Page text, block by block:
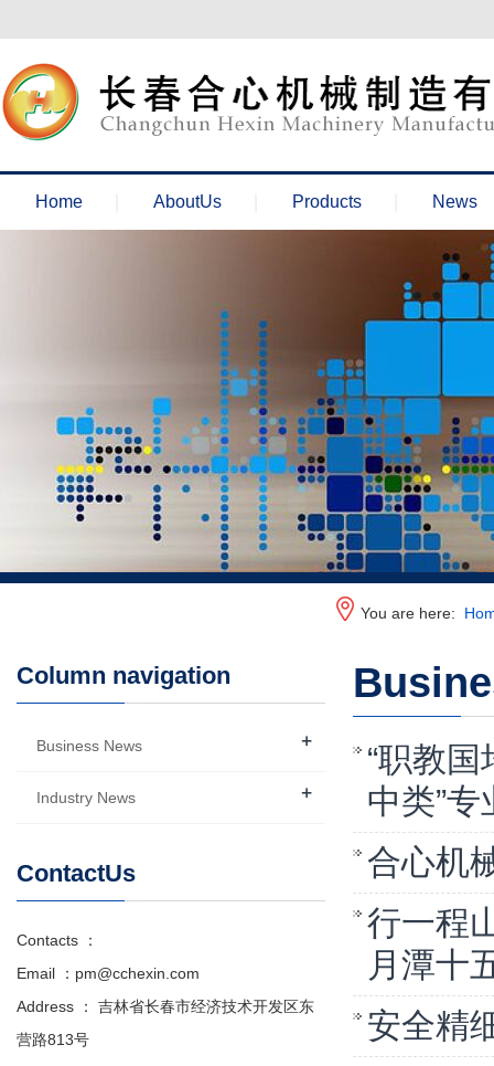
Home AboutUs Products News
You are here:
“职教
中类”
合心机
行一程
月潭十
安全精
Column navigation
Business News +
Industry News +
ContactUs
Contacts ：
Email ：pm@cchexin.com
Address ： 吉林省长春市经济技术开发区东
营路813号